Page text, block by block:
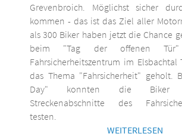
Grevenbroich. Möglichst sicher
kommen - das ist das Ziel aller
als 300 Biker haben jetzt die Chance
beim "Tag der offenen
Fahrsicherheitszentrum im
das Thema "Fahrsicherheit" geholt.
Day" konnten die Biker
Streckenabschnitte des
testen.
WEITERLESEN